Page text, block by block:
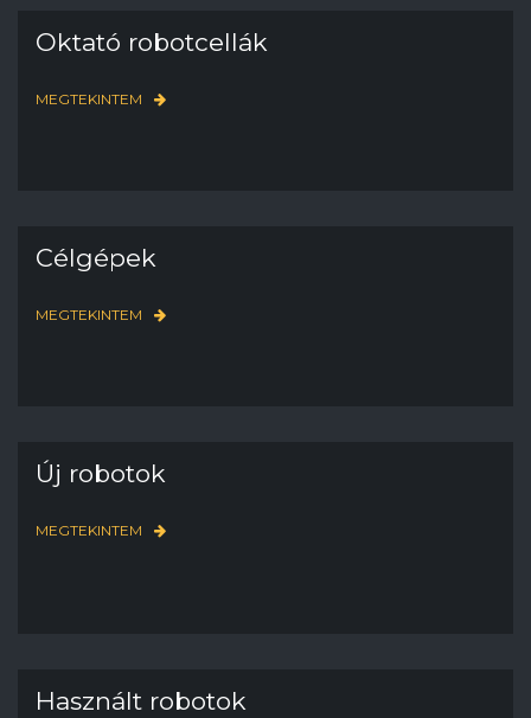
Oktató robotcellák
MEGTEKINTEM
Célgépek
MEGTEKINTEM
Új robotok
MEGTEKINTEM
Használt robotok